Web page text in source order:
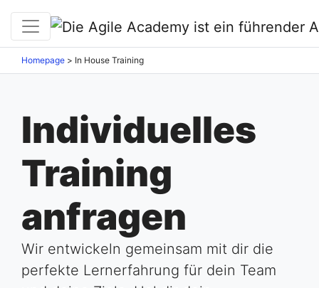
Homepage > In House Training
Individuelles
Training
anfragen
Wir entwickeln gemeinsam mit dir die
perfekte Lernerfahrung für dein Team